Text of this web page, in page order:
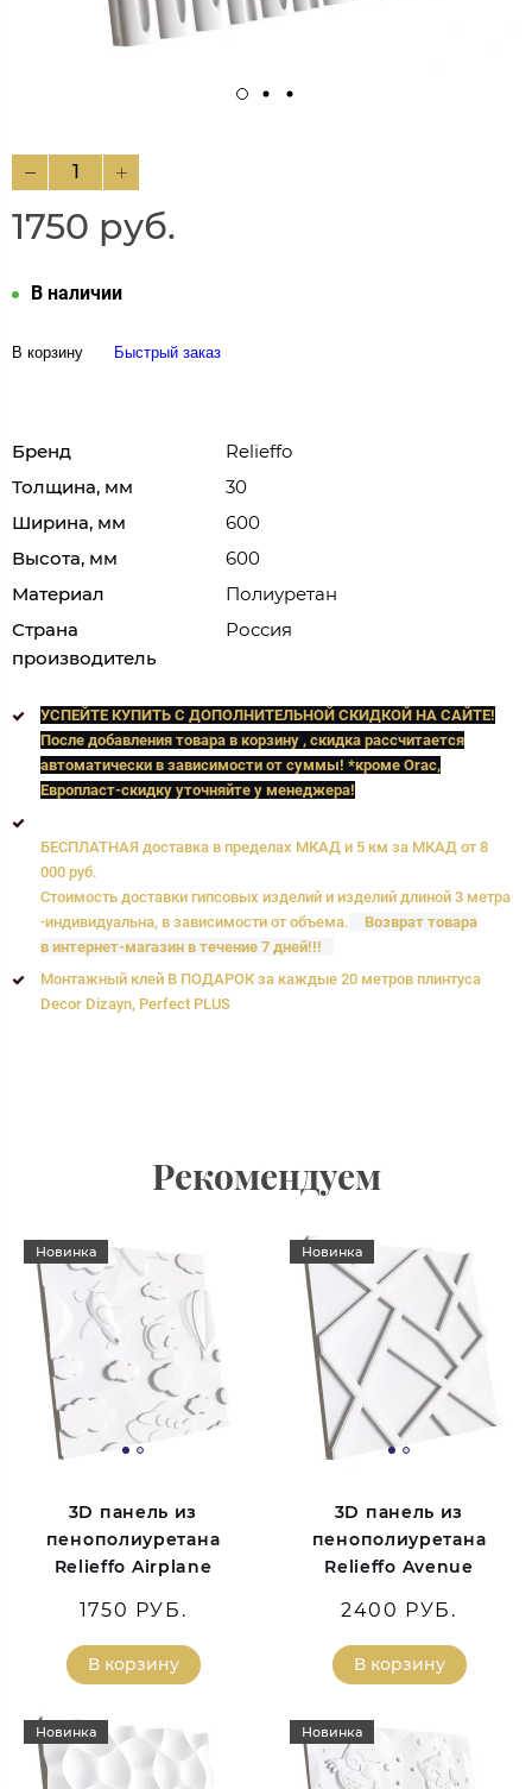
1750 руб.
В наличии
В корзину Быстрый заказ
Бренд
Relieffo
Толщина, мм
30
Ширина, мм
600
Высота, мм
600
Материал
Полиуретан
Страна
производитель
Россия
УСПЕЙТЕ КУПИТЬ C ДОПОЛНИТЕЛЬНОЙ СКИДКОЙ НА САЙТЕ!
После добавления товара в корзину , скидка рассчитается
автоматически в зависимости от суммы! *кроме Orac,
Европласт-скидку уточняйте у менеджера!
БЕСПЛАТНАЯ доставка в пределах МКАД и 5 км за МКАД от 8
000 руб.
Стоимость доставки гипсовых изделий и изделий длиной 3 метра
-индивидуальна, в зависимости от объема.
Возврат товара
в интернет-магазин в течение 7 дней!!!
Монтажный клей В ПОДАРОК за каждые 20 метров плинтуса
Decor Dizayn, Perfect PLUS
Рекомендуем
Новинка
3D панель из
пенополиуретана
Relieffo Airplane
1750 РУБ.
В корзину
Новинка
3D панель из
пенополиуретана
Relieffo Avenue
2400 РУБ.
В корзину
Новинка Новинка